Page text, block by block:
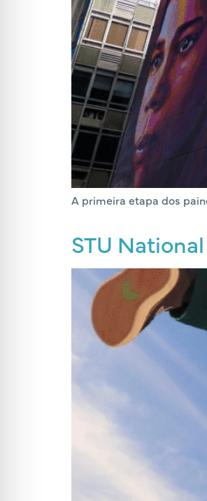
A primeira etapa dos
STU